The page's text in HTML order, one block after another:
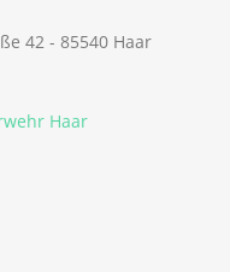
42 - 85540 Haar
Haar